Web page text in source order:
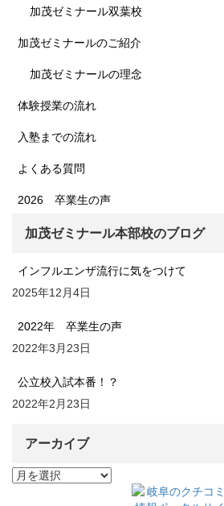
加茂ゼミナール双葉校
加茂ゼミナールのご紹介
加茂ゼミナールの理念
体験授業の流れ
入塾までの流れ
よくある質問
2026 卒業生の声
加茂ゼミナール本部校のブログ
インフルエンザ流行に気をつけて
2025年12月4日
2022年 卒業生の声
2022年3月23日
公立校入試本番！？
2022年2月23日
アーカイブ
ア